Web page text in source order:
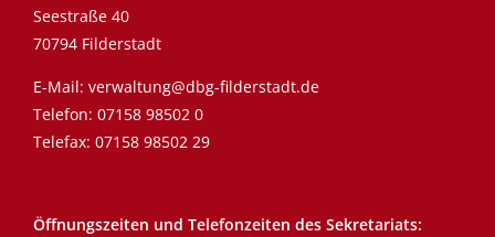
Seestraße 40
70794 Filderstadt
E-Mail: verwaltung@dbg-filderstadt.de
Telefon: 07158 98502 0
Telefax: 07158 98502 29
Öffnungszeiten und Telefonzeiten des Sekretariats: